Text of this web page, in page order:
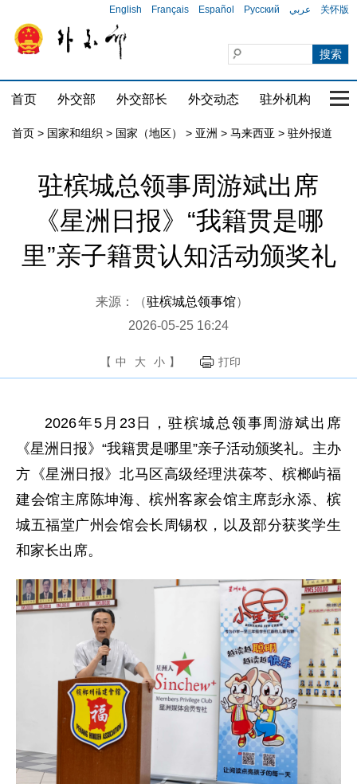
English Français Español Русский عربي 关怀版
首页 外交部 外交部长 外交动态 驻外机构 国
首页 > 国家和组织 > 国家（地区） > 亚洲 > 马来西亚 > 驻外报道
驻槟城总领事周游斌出席
《星洲日报》“我籍贯是哪
里”亲子籍贯认知活动颁奖礼
来源：（驻槟城总领事馆）
2026-05-25 16:24
【 中 大 小 】 打印
2026年5月23日，驻槟城总领事周游斌出席
《星洲日报》“我籍贯是哪里”亲子活动颁奖礼。主办
方《星洲日报》北马区高级经理洪葆芩、槟榔屿福
建会馆主席陈坤海、槟州客家会馆主席彭永添、槟
城五福堂广州会馆会长周锡权，以及部分获奖学生
和家长出席。